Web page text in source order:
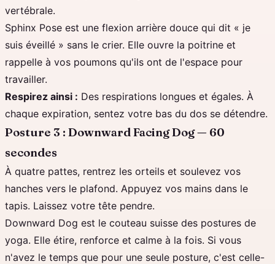
vertébrale.
Sphinx Pose est une flexion arrière douce qui dit « je
suis éveillé » sans le crier. Elle ouvre la poitrine et
rappelle à vos poumons qu'ils ont de l'espace pour
travailler.
Respirez ainsi : Des respirations longues et égales. À
chaque expiration, sentez votre bas du dos se détendre.
Posture 3 : Downward Facing Dog — 60
secondes
À quatre pattes, rentrez les orteils et soulevez vos
hanches vers le plafond. Appuyez vos mains dans le
tapis. Laissez votre tête pendre.
Downward Dog est le couteau suisse des postures de
yoga. Elle étire, renforce et calme à la fois. Si vous
n'avez le temps que pour une seule posture, c'est celle-